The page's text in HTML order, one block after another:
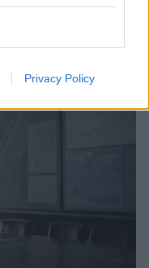
Privacy Policy